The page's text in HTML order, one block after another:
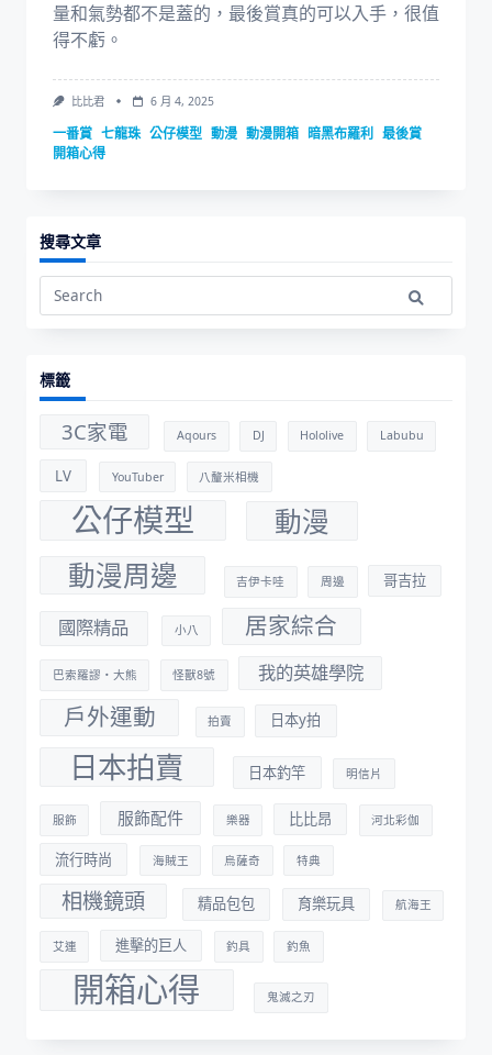
量和氣勢都不是蓋的，最後賞真的可以入手，很值
得不虧。
比比君 6 月 4, 2025
一番賞 七龍珠 公仔模型 動漫 動漫開箱 暗黑布羅利 最後賞
開箱心得
搜尋文章
Search
標籤
3C家電 Aqours DJ Hololive Labubu
LV YouTuber 八釐米相機
公仔模型
動漫
動漫周邊
吉伊卡哇 周邊 哥吉拉
國際精品 小八 居家綜合
巴索羅謬・大熊 怪獸8號 我的英雄學院
戶外運動 拍賣 日本y拍
日本拍賣 日本釣竿 明信片
服飾 服飾配件 樂器 比比昂 河北彩伽
流行時尚 海賊王 烏薩奇 特典
相機鏡頭 精品包包 育樂玩具 航海王
艾連 進擊的巨人 釣具 釣魚
開箱心得 鬼滅之刃